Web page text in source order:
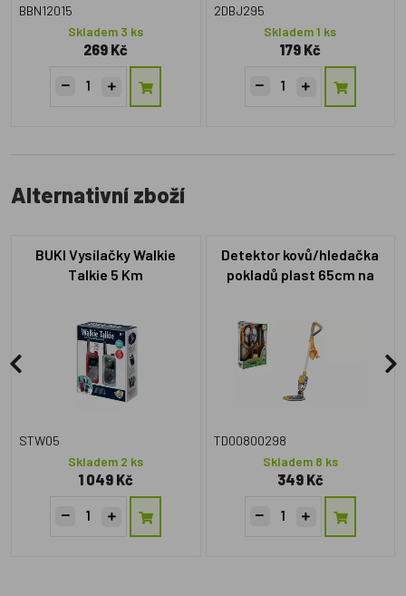
BBN12015
Skladem 3 ks
269 Kč
2DBJ295
Skladem 1 ks
179 Kč
Alternativní zboží
BUKI Vysílačky Walkie
Talkie 5 Km
STW05
Skladem 2 ks
1 049 Kč
Detektor kovů/hledačka
pokladů plast 65cm na
23x33x7cm
TD00800298
Skladem 8 ks
349 Kč